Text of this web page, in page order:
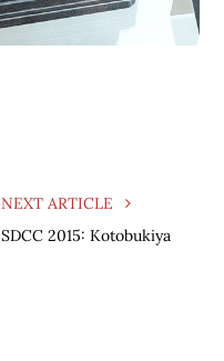
NEXT ARTICLE
SDCC 2015: Kotobukiya